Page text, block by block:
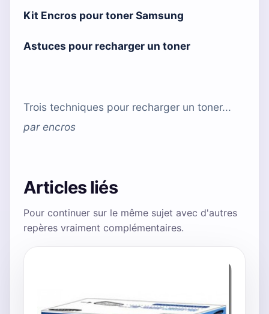
Kit Encros pour toner Samsung
Astuces pour recharger un toner
Trois techniques pour recharger un toner...
parencros
Articles liés
Pour continuer sur le même sujet avec d'autres
repères vraiment complémentaires.